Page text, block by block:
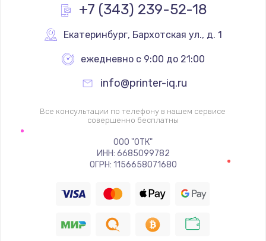
+7 (343) 239-52-18
Екатеринбург, Бархотская ул., д. 1
ежедневно с 9:00 до 21:00
info@printer-iq.ru
Все консультации по телефону в нашем сервисе
совершенно бесплатны
ООО "ОТК"
ИНН: 6685099782
ОГРН: 1156658071680